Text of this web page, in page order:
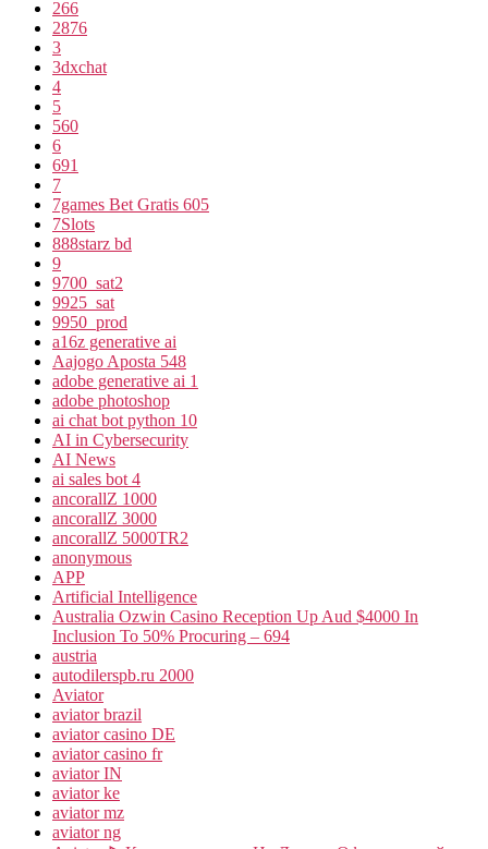
266
2876
3
3dxchat
4
5
560
6
691
7
7games Bet Gratis 605
7Slots
888starz bd
9
9700_sat2
9925_sat
9950_prod
a16z generative ai
Aajogo Aposta 548
adobe generative ai 1
adobe photoshop
ai chat bot python 10
AI in Cybersecurity
AI News
ai sales bot 4
ancorallZ 1000
ancorallZ 3000
ancorallZ 5000TR2
anonymous
APP
Artificial Intelligence
Australia Ozwin Casino Reception Up Aud $4000 In
Inclusion To 50% Procuring – 694
austria
autodilerspb.ru 2000
Aviator
aviator brazil
aviator casino DE
aviator casino fr
aviator IN
aviator ke
aviator mz
aviator ng